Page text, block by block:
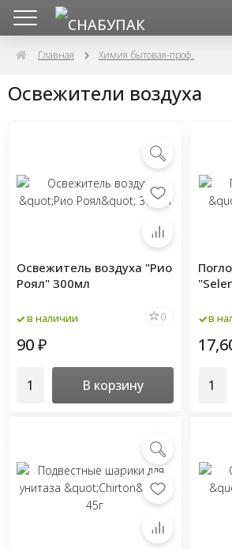
Главная Химия бытовая-проф.
Освежители воздуха
Освежитель воздуха "Рио
Роял" 300мл
в наличии 0
90 ₽
В корзину
в